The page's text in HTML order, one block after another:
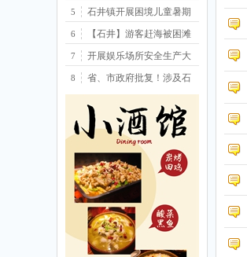
5 石井镇开展困境儿童暑期
6 【石井】游客赶海被困滩
7 开展娱乐场所安全生产大
8 省、市政府批复！涉及石